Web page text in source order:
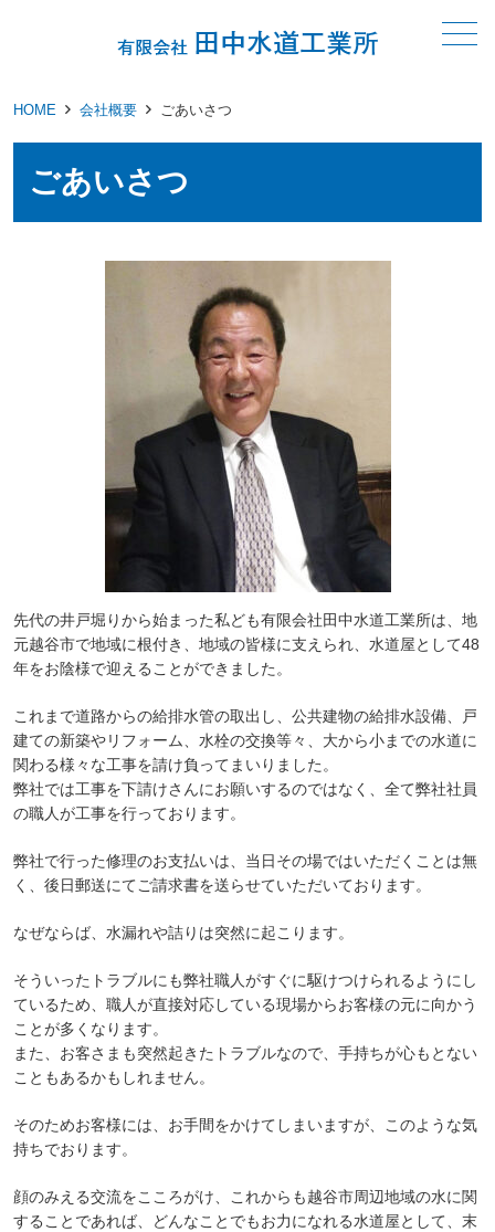
メニュー
HOME 会社概要 ごあいさつ
ごあいさつ
先代の井戸堀りから始まった私ども有限会社田中水道工業所は、地
元越谷市で地域に根付き、地域の皆様に支えられ、水道屋として48
年をお陰様で迎えることができました。
これまで道路からの給排水管の取出し、公共建物の給排水設備、戸
建ての新築やリフォーム、水栓の交換等々、大から小までの水道に
関わる様々な工事を請け負ってまいりました。
弊社では工事を下請けさんにお願いするのではなく、全て弊社社員
の職人が工事を行っております。
弊社で行った修理のお支払いは、当日その場ではいただくことは無
く、後日郵送にてご請求書を送らせていただいております。
なぜならば、水漏れや詰りは突然に起こります。
そういったトラブルにも弊社職人がすぐに駆けつけられるようにし
ているため、職人が直接対応している現場からお客様の元に向かう
ことが多くなります。
また、お客さまも突然起きたトラブルなので、手持ちが心もとない
こともあるかもしれません。
そのためお客様には、お手間をかけてしまいますが、このような気
持ちでおります。
顔のみえる交流をこころがけ、これからも越谷市周辺地域の水に関
することであれば、どんなことでもお力になれる水道屋として、末